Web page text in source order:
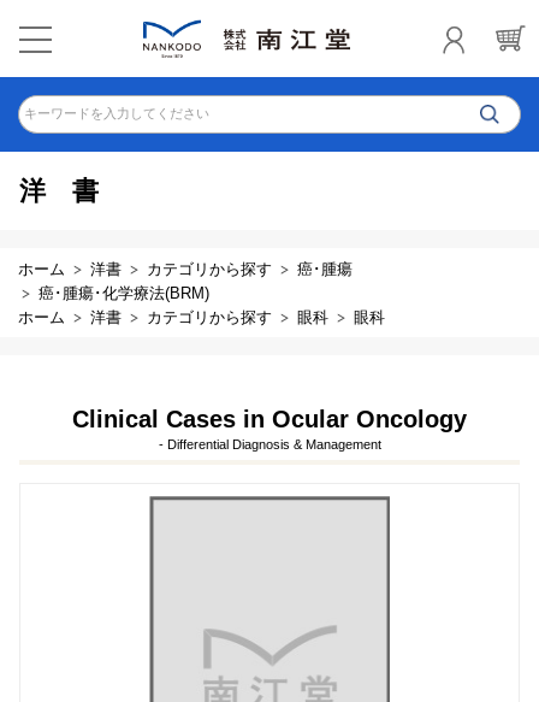
キーワードを入力してください
洋書
ホーム 洋書 カテゴリから探す
癌･腫瘍
癌･腫瘍･化学療法(BRM)
ホーム
洋書 カテゴリから探す 眼科 眼科
Clinical Cases in Ocular Oncology
- Differential Diagnosis & Management